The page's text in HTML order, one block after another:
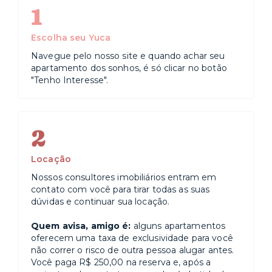
1
Escolha seu Yuca
Navegue pelo nosso site e quando achar seu
apartamento dos sonhos, é só clicar no botão
"Tenho Interesse".
2
Locação
Nossos consultores imobiliários entram em
contato com você para tirar todas as suas
dúvidas e continuar sua locação.
Quem avisa, amigo é: alguns apartamentos
oferecem uma taxa de exclusividade para você
não correr o risco de outra pessoa alugar antes.
Você paga R$ 250,00 na reserva e, após a